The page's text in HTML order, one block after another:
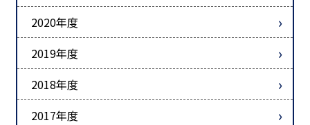
2020年度
2019年度
2018年度
2017年度